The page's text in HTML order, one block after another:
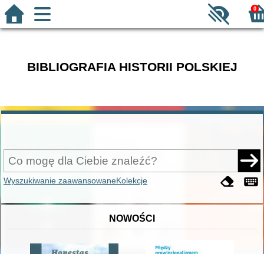
0
BIBLIOGRAFIA HISTORII POLSKIEJ
Wyszukiwanie zaawansowaneKolekcje
NOWOŚCI